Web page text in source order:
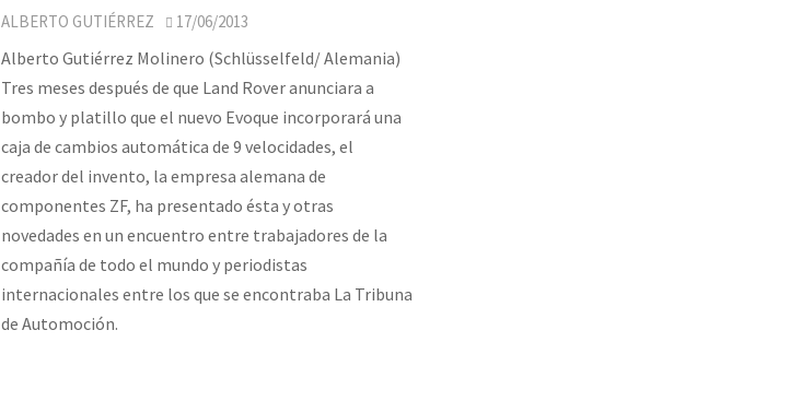
ALBERTO GUTIÉRREZ 17/06/2013
Alberto Gutiérrez Molinero (Schlüsselfeld/ Alemania)
Tres meses después de que Land Rover anunciara a
bombo y platillo que el nuevo Evoque incorporará una
caja de cambios automática de 9 velocidades, el
creador del invento, la empresa alemana de
componentes ZF, ha presentado ésta y otras
novedades en un encuentro entre trabajadores de la
compañía de todo el mundo y periodistas
internacionales entre los que se encontraba La Tribuna
de Automoción.